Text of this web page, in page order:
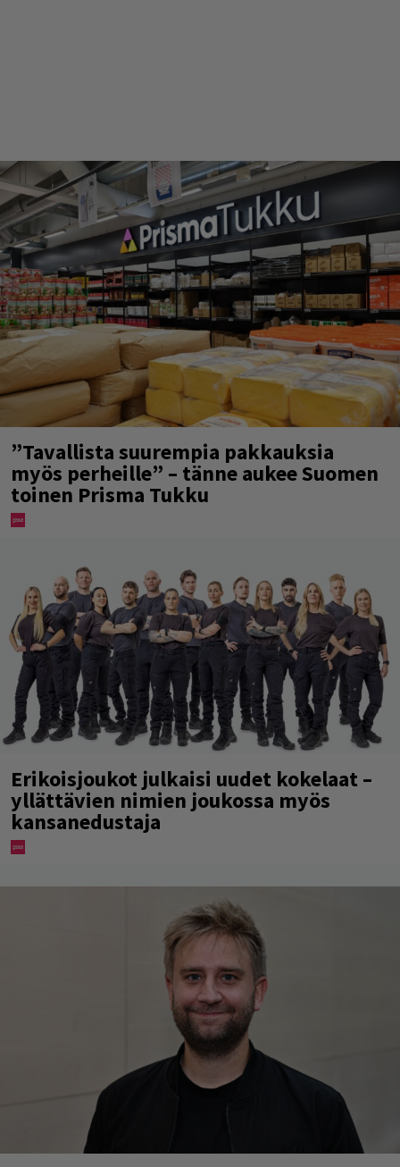
”Tavallista suurempia pakkauksia
myös perheille” – tänne aukee Suomen
toinen Prisma Tukku
Erikoisjoukot julkaisi uudet kokelaat –
yllättävien nimien joukossa myös
kansanedustaja